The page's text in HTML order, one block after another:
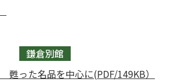
鎌倉別館
った名品を中心に(PDF/149KB）